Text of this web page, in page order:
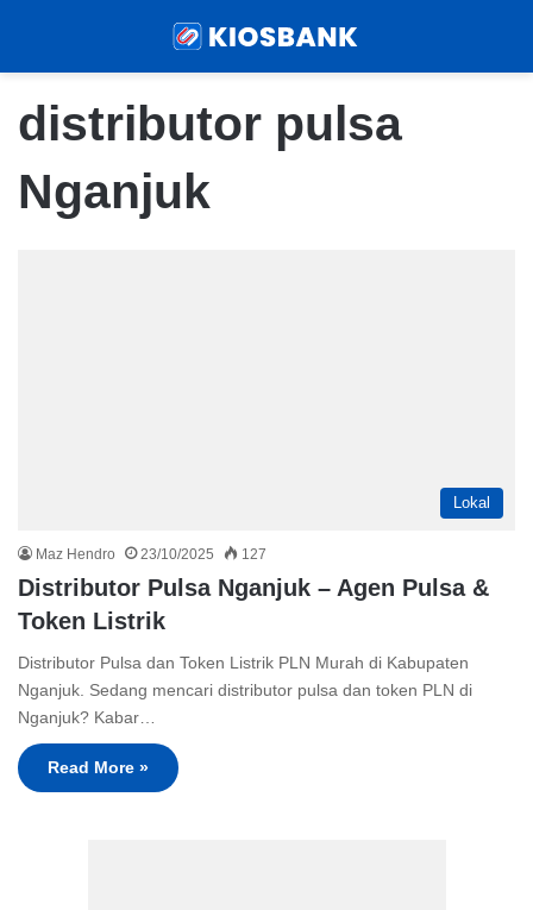
distributor pulsa
Nganjuk
Lokal
Maz Hendro 23/10/2025 127
Distributor Pulsa Nganjuk – Agen Pulsa &
Token Listrik
Distributor Pulsa dan Token Listrik PLN Murah di Kabupaten
Nganjuk. Sedang mencari distributor pulsa dan token PLN di
Nganjuk? Kabar…
Read More »